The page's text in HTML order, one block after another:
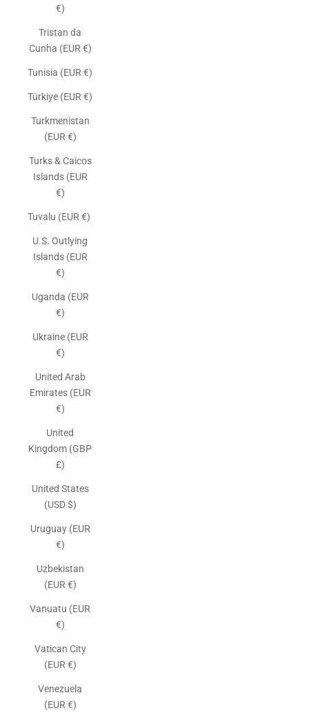
€)
Tristan da
Cunha (EUR €)
Tunisia (EUR €)
Türkiye (EUR €)
Turkmenistan
(EUR €)
Turks & Caicos
Islands (EUR
€)
Tuvalu (EUR €)
U.S. Outlying
Islands (EUR
€)
Uganda (EUR
€)
Ukraine (EUR
€)
United Arab
Emirates (EUR
€)
United
Kingdom (GBP
£)
United States
(USD $)
Uruguay (EUR
€)
Uzbekistan
(EUR €)
Vanuatu (EUR
€)
Vatican City
(EUR €)
Venezuela
(EUR €)